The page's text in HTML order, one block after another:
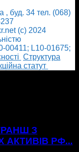
, буд. 34 тел. (068)
(с) 2024
00411; L10-01675;
Cтруктура
статут
З
АКТИВІВ РФ...